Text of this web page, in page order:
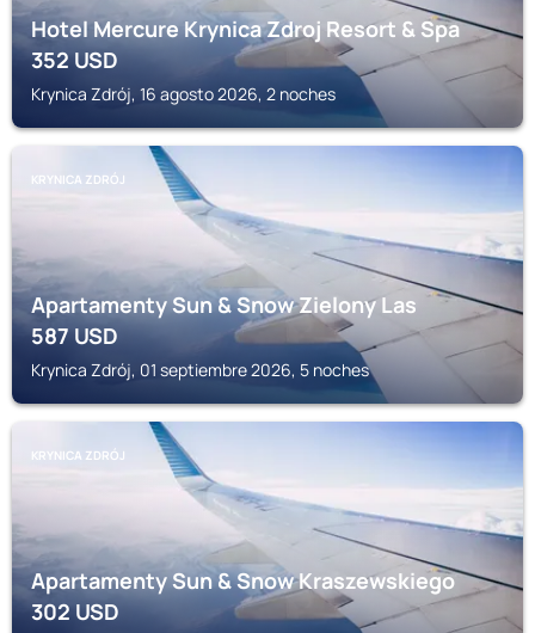
Hotel Mercure Krynica Zdroj Resort & Spa
352USD
Krynica Zdrój, 16 agosto 2026, 2 noches
KRYNICA ZDRÓJ
Apartamenty Sun & Snow Zielony Las
587USD
Krynica Zdrój, 01 septiembre 2026, 5 noches
KRYNICA ZDRÓJ
Apartamenty Sun & Snow Kraszewskiego
302USD